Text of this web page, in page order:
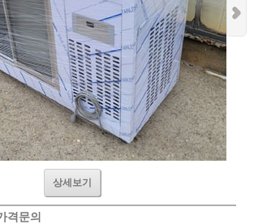
상세보기
격문의